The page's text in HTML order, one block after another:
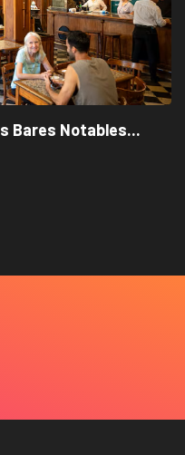
Bares Notables...